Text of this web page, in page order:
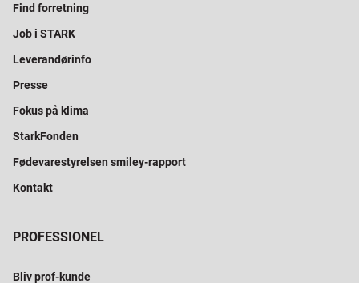
Find forretning
Job i STARK
Leverandørinfo
Presse
Fokus på klima
StarkFonden
Fødevarestyrelsen smiley-rapport
Kontakt
PROFESSIONEL
Bliv prof-kunde